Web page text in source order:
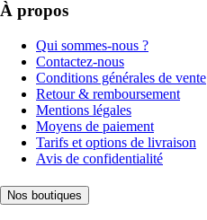
À propos
Qui sommes-nous ?
Contactez-nous
Conditions générales de vente
Retour & remboursement
Mentions légales
Moyens de paiement
Tarifs et options de livraison
Avis de confidentialité
Nos boutiques